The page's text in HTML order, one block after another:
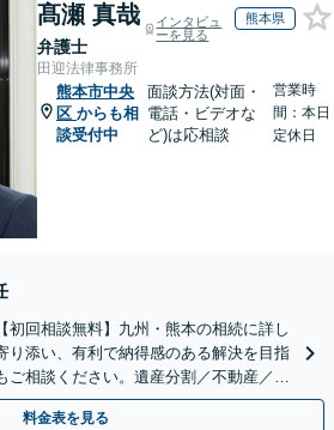
髙瀬 真哉
弁護士
インタビュ
ーを見る
熊本県
田迎法律事務所
熊本市中央
区 からも相
談受付中
面談方法(対面・
電話・ビデオな
ど)は応相談
営業時
間：本日
定休日
初回相談無料】九州・熊本の相続に詳し
り添い、有利で納得感のある解決を目指
ご相談ください。遺産分割／不動産／遺
留分／相続放棄【完全個室】
料金表を見る